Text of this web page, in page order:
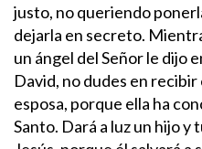
justo, no queriendo
dejarla en secreto.
un ángel del Señor le dijo
David, no dudes en
esposa, porque ella ha
Santo. Dará a luz un hijo y